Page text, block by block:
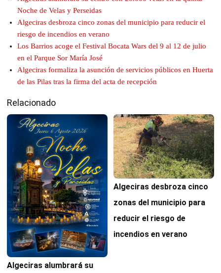
Noche de Velas y Perseidas
Algeciras desbroza cinco zonas del municipio para reducir el
riesgo de incendios en verano
Los Barrios acoge el Festival Bocata Wars del 9 al 12 de julio
en el Parque Sor María José
Algeciras formaliza la asunción de servicios públicos en Huerta
de las Pilas tras la firma del acta de recepción
Relacionado
Algeciras alumbrará su
Algeciras desbroza cinco
zonas del municipio para
reducir el riesgo de
incendios en verano